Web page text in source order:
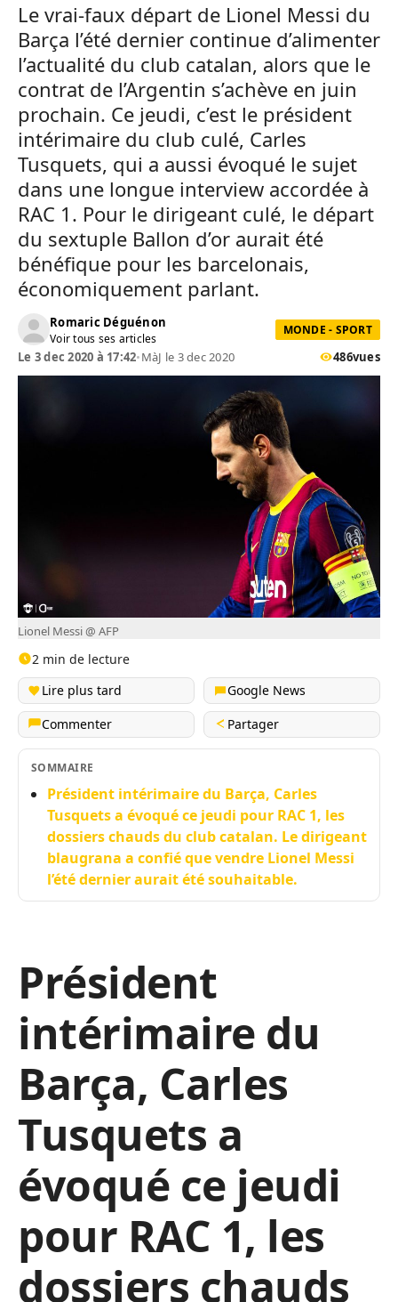
Le vrai-faux départ de Lionel Messi du
Barça l’été dernier continue d’alimenter
l’actualité du club catalan, alors que le
contrat de l’Argentin s’achève en juin
prochain. Ce jeudi, c’est le président
intérimaire du club culé, Carles
Tusquets, qui a aussi évoqué le sujet
dans une longue interview accordée à
RAC 1. Pour le dirigeant culé, le départ
du sextuple Ballon d’or aurait été
bénéfique pour les barcelonais,
économiquement parlant.
Romaric Déguénon
Voir tous ses articles
MONDE - SPORT
Le 3 dec 2020 à 17:42•MàJ le 3 dec 2020 486vues
Lionel Messi @ AFP
2 min de lecture
Lire plus tard
Google News
Commenter
Partager
SOMMAIRE
Président intérimaire du Barça, Carles
Tusquets a évoqué ce jeudi pour RAC 1, les
dossiers chauds du club catalan. Le dirigeant
blaugrana a confié que vendre Lionel Messi
l’été dernier aurait été souhaitable.
Président
intérimaire du
Barça, Carles
Tusquets a
évoqué ce jeudi
pour RAC 1, les
dossiers chauds